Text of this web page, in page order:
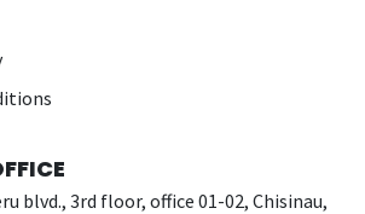
blvd., 3rd floor, office 01-02, Chisinau,